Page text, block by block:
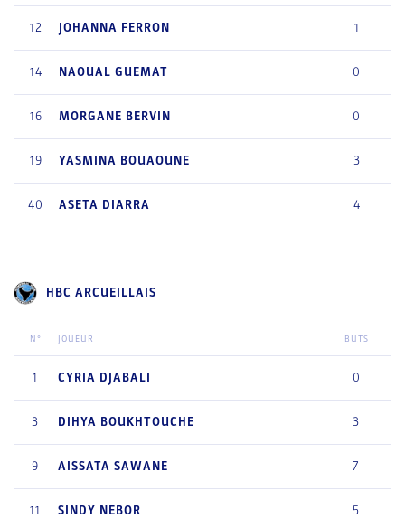
12 JOHANNA FERRON 1
14 NAOUAL GUEMAT 0
16 MORGANE BERVIN 0
19 YASMINA BOUAOUNE 3
40 ASETA DIARRA 4
HBC ARCUEILLAIS
N° JOUEUR BUTS
1 CYRIA DJABALI 0
3 DIHYA BOUKHTOUCHE 3
9 AISSATA SAWANE 7
11 SINDY NEBOR 5